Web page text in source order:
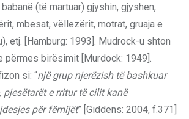
(të martuar) gjyshin, gjyshen,
mbesat, vëllezërit, motrat, gruaja e
etj. [Hamburg: 1993]. Mudrock-u shton
përmes birësimit [Murdock: 1949].
si: “një grup njerëzish të bashkuar
e rritur të cilit kanë
për fëmijët” [Giddens: 2004, f.371]